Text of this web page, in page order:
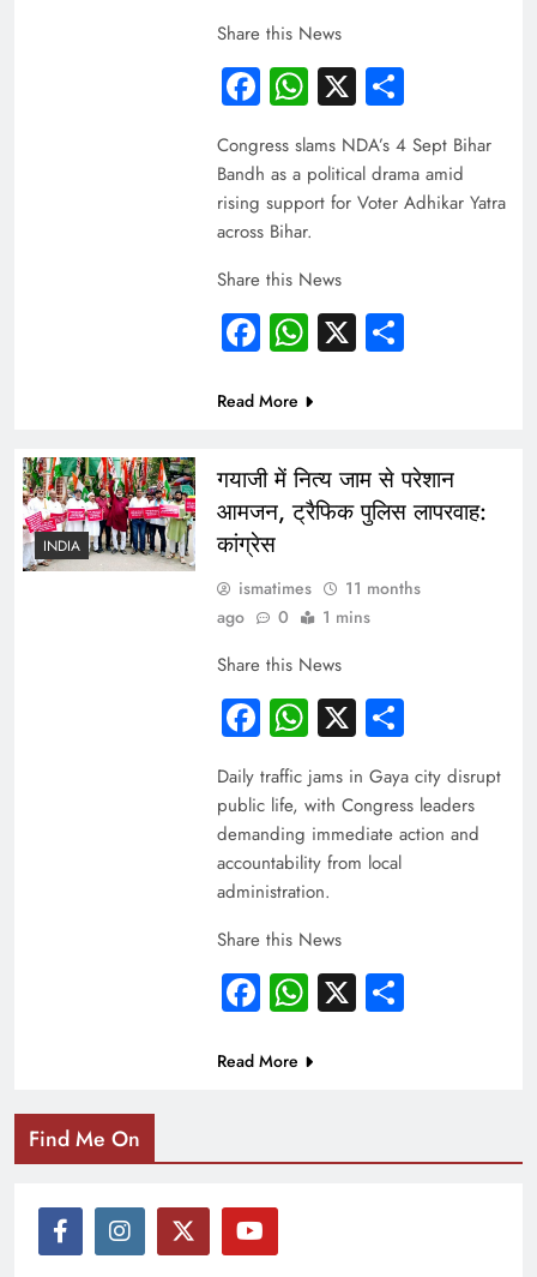
Share this News
Facebook
WhatsApp
X Share
Congress slams NDA’s 4 Sept Bihar
Bandh as a political drama amid
rising support for Voter Adhikar Yatra
across Bihar.
Share this News
Facebook
WhatsApp
X Share
Read More
INDIA
गयाजी में नित्य जाम से परेशान
आमजन, ट्रैफिक पुलिस लापरवाह:
कांग्रेस
ismatimes
11 months
ago
0 1 mins
Share this News
Facebook
WhatsApp
X Share
Daily traffic jams in Gaya city disrupt
public life, with Congress leaders
demanding immediate action and
accountability from local
administration.
Share this News
Facebook
WhatsApp
X Share
Read More
Find Me On